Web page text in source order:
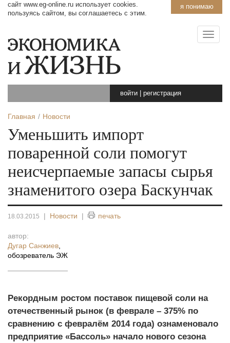
я понимаю
сайт www.eg-online.ru использует cookies.
пользуясь сайтом, вы соглашаетесь с этим.
войти регистрация
Главная Новости
Уменьшить импорт
поваренной соли помогут
неисчерпаемые запасы сырья
знаменитого озера Баскунчак
18.03.2015 | Новости | печать
автор:
Дугар Санжиев
обозреватель ЭЖ
Рекордным ростом поставок пищевой соли на
отечественный рынок (в феврале – 375% по
сравнению с февралём 2014 года) ознаменовало
предприятие «Бассоль» начало нового сезона